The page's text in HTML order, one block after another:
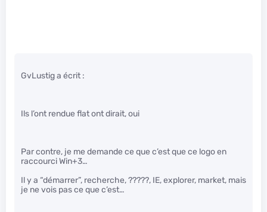
GvLustig a écrit :
Ils l’ont rendue flat ont dirait, oui
Par contre, je me demande ce que c’est que ce logo en
raccourci Win+3…
Il y a “démarrer”, recherche, ?????, IE, explorer, market, mais
je ne vois pas ce que c’est…